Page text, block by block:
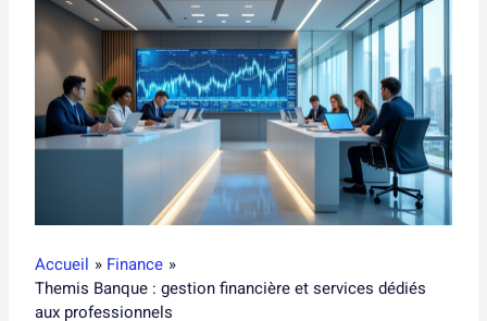
Accueil
Finance
Themis Banque : gestion financière et services dédiés
aux professionnels